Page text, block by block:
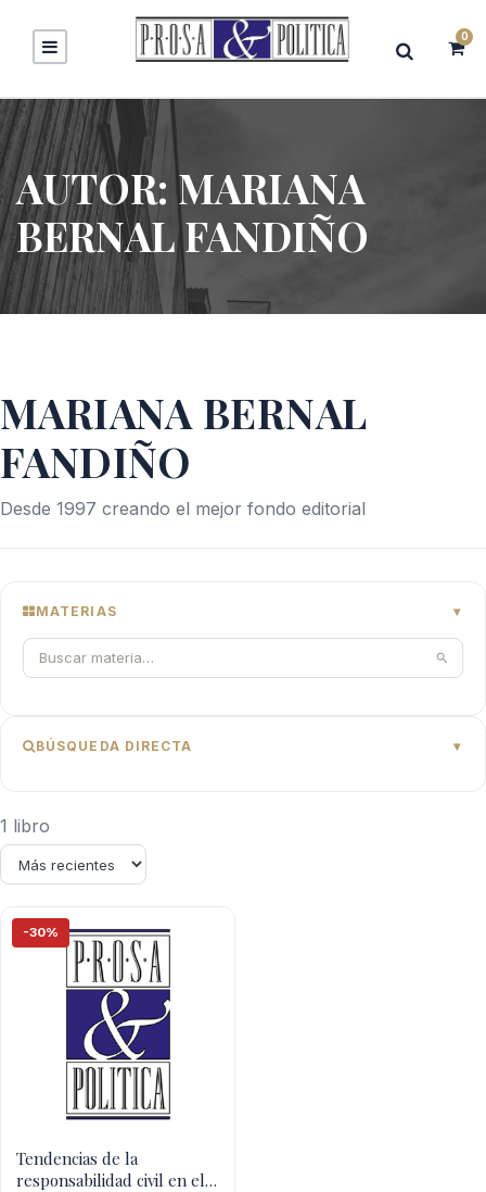
0
AUTOR:MARIANA
BERNAL FANDIÑO
MARIANA BERNAL
FANDIÑO
Desde 1997 creando el mejor fondo editorial
MATERIAS
BÚSQUEDA DIRECTA
1 libro
-30%
Tendencias de la
responsabilidad civil en el